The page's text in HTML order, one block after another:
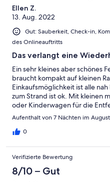
Ellen Z.
13. Aug. 2022
Gut: Sauberkeit, Check-in,
des Onlineauftritts
Das verlangt eine
Ein sehr kleines aber schönes
braucht kompakt auf kleinen
Einkaufsmöglichkeit ist alle
zum Strand ist ok. Mit kleinen
oder Kinderwagen für die
empfehlen. Der Kontakt der
höflich. Es hat alles bestens
Fall gerne wieder
Aufenthalt von 7 Nächten im
0
Verifizierte Bewertung
8/10 – Gut